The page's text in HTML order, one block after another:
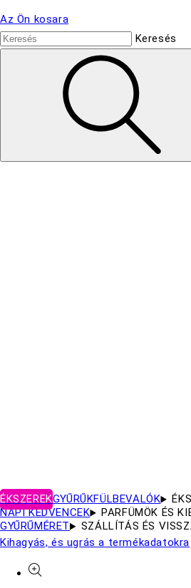
Az Ön kosara
Keresés
ÉKSZEREKGYŰRŰKFÜLBEVALÓK
NAPI KEDVENCEK
PARFÜMÖK ÉS
GYŰRŰMÉRET
SZÁLLÍTÁS ÉS
Kihagyás, és ugrás a termékadatokra